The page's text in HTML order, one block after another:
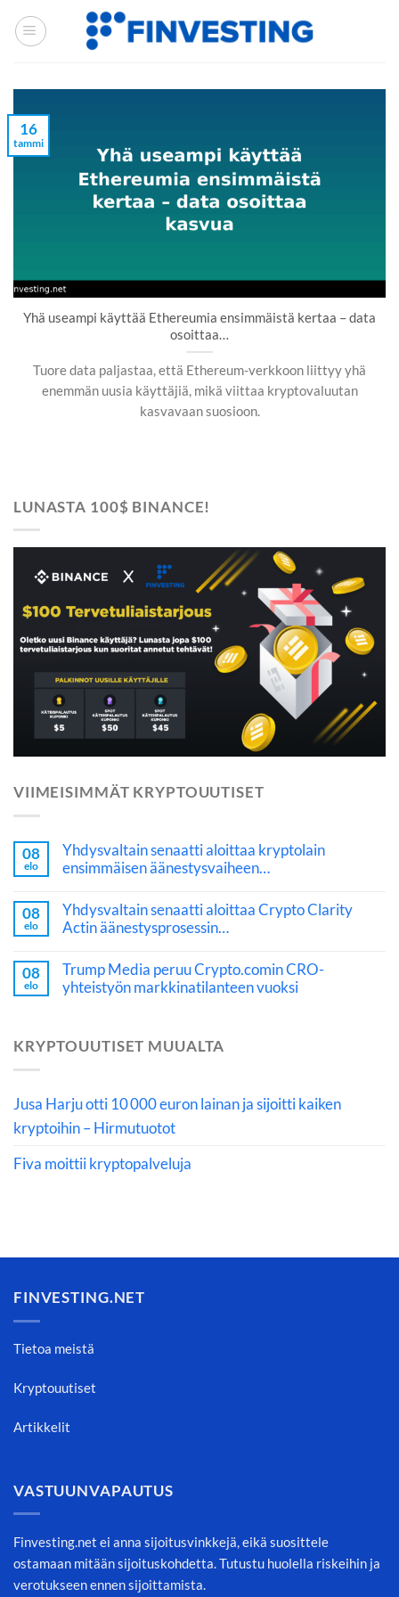
Siirry
sisältöön
Yhä useampi käyttää Ethereumia ensimmäistä kertaa – data
osoittaa…
Tuore data paljastaa, että Ethereum-verkkoon liittyy yhä
enemmän uusia käyttäjiä, mikä viittaa kryptovaluutan
kasvavaan suosioon.
16
tammi
LUNASTA 100$ BINANCE!
VIIMEISIMMÄT KRYPTOUUTISET
08
elo
Yhdysvaltain senaatti aloittaa kryptolain
ensimmäisen äänestysvaiheen…
08
elo
Yhdysvaltain senaatti aloittaa Crypto Clarity
Actin äänestysprosessin…
08
elo
Trump Media peruu Crypto.comin CRO-
yhteistyön markkinatilanteen vuoksi
KRYPTOUUTISET MUUALTA
Jusa Harju otti 10 000 euron lainan ja sijoitti kaiken
kryptoihin – Hirmutuotot
Fiva moittii kryptopalveluja
FINVESTING.NET
Tietoa meistä
Kryptouutiset
Artikkelit
VASTUUNVAPAUTUS
Finvesting.net ei anna sijoitusvinkkejä, eikä suosittele
ostamaan mitään sijoituskohdetta. Tutustu huolella riskeihin ja
verotukseen ennen sijoittamista.